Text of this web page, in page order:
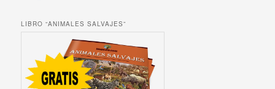
LIBRO “ANIMALES SALVAJES”